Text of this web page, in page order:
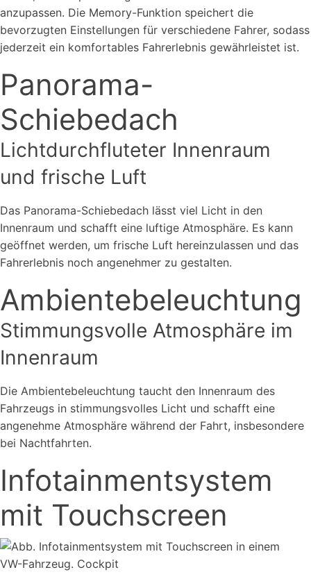
anzupassen. Die Memory-Funktion speichert die
bevorzugten Einstellungen für verschiedene Fahrer, sodass
jederzeit ein komfortables Fahrerlebnis gewährleistet ist.
Panorama-
Schiebedach
Lichtdurchfluteter Innenraum
und frische Luft
Das Panorama-Schiebedach lässt viel Licht in den
Innenraum und schafft eine luftige Atmosphäre. Es kann
geöffnet werden, um frische Luft hereinzulassen und das
Fahrerlebnis noch angenehmer zu gestalten.
Ambientebeleuchtung
Stimmungsvolle Atmosphäre im
Innenraum
Die Ambientebeleuchtung taucht den Innenraum des
Fahrzeugs in stimmungsvolles Licht und schafft eine
angenehme Atmosphäre während der Fahrt, insbesondere
bei Nachtfahrten.
Infotainmentsystem
mit Touchscreen